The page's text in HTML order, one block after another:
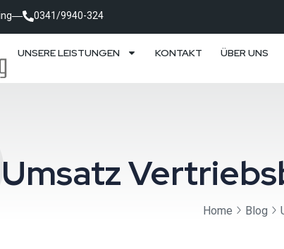
0341/9940-324
UNSERE LEISTUNGEN KONTAKT ÜBER UNS
Umsatz
Home Blog